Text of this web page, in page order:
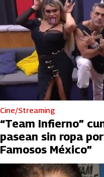
Cine/Streaming
“Team Infierno”
pasean sin ropa
Famosos México”